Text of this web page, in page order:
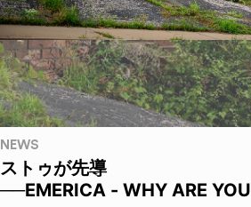
NEWS
ストゥが先導
──EMERICA - WHY ARE